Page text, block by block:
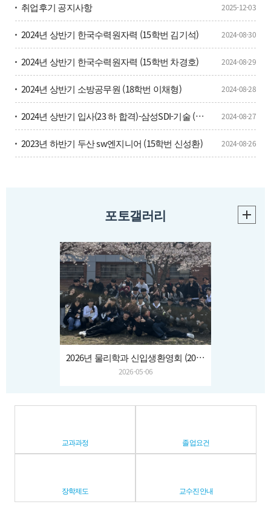
취업후기 공지사항
2025-12-03
2024년 상반기 한국수력원자력 (15학번 김기석) 2024-08-30
2024년 상반기 한국수력원자력 (15학번 차경호) 2024-08-29
2024년 상반기 소방공무원 (18학번 이채형) 2024-08-28
2024년 상반기 입사(23 하 합격)-삼성SDI-기술 (18학번 김민경) 2024-08-27
2023년 하반기 두산 sw엔지니어 (15학번 신성환) 2024-08-26
포토갤러리
2026년 물리학과 신입생환영회 (2026.04.03.~04.)
2026-05-06
교과과정 졸업요건
장학제도 교수진안내